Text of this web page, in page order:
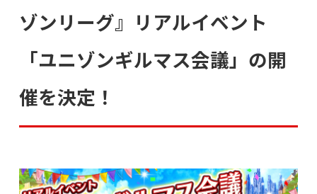
ゾンリーグ』リアルイベント
「ユニゾンギルマス会議」の開
催を決定！